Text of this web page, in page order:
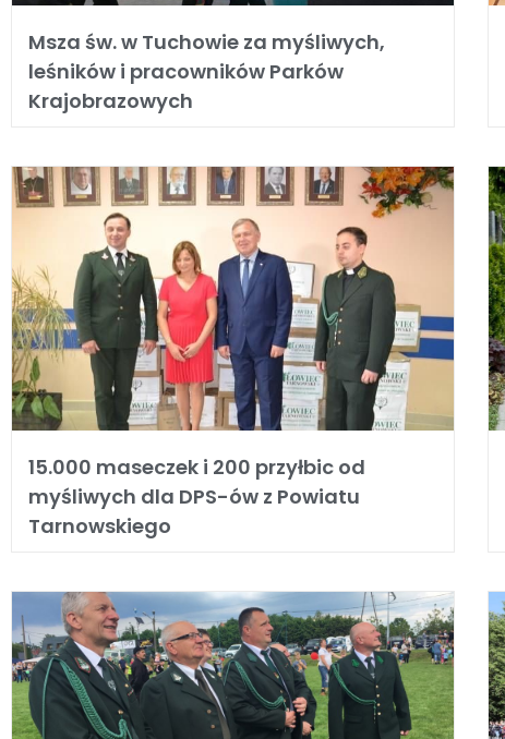
Msza św. w Tuchowie za myśliwych,
leśników i pracowników Parków
Krajobrazowych
15.000 maseczek i 200 przyłbic od
myśliwych dla DPS-ów z Powiatu
Tarnowskiego